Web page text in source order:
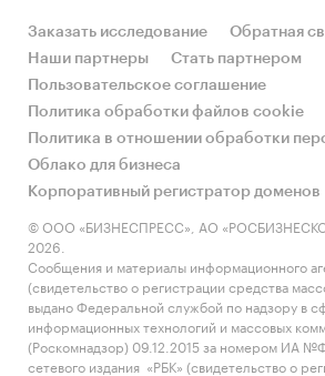
Заказать исследование
Обратная
Наши партнеры
Стать партнером
Пользовательское соглашение
Политика обработки файлов cookie
Политика в отношении обработки
Облако для бизнеса
Корпоративный регистратор доменов
© ООО «БИЗНЕСПРЕСС», АО
2026.
Сообщения и материалы информационного
(свидетельство о регистрации средства
выдано Федеральной службой по надзору в
информационных технологий и массовых
(Роскомнадзор) 09.12.2015 за номером ИА
сетевого издания «РБК» (свидетельство о